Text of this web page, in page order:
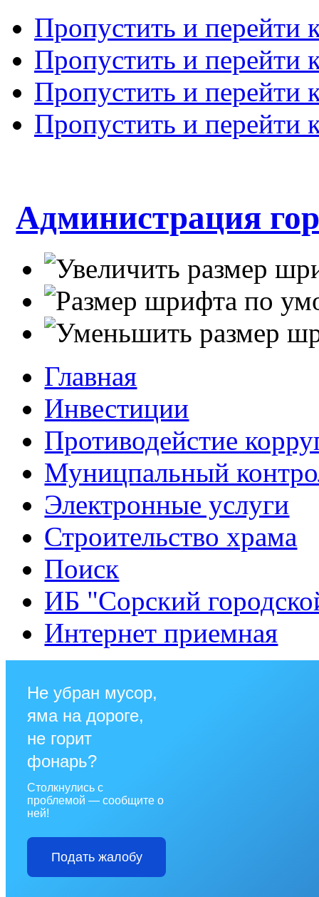
Пропустить и перейти
Пропустить и перейти
Пропустить и перейти
Пропустить и перейти
Администрация
Главная
Инвестиции
Противодейстие
Муницпальный
Электронные услуги
Строительство храма
Поиск
ИБ "Сорский
Интернет приемная
Не убран мусор,
яма на дороге,
не горит
фонарь?
Столкнулись с
проблемой — сообщите о
ней!
Подать жалобу